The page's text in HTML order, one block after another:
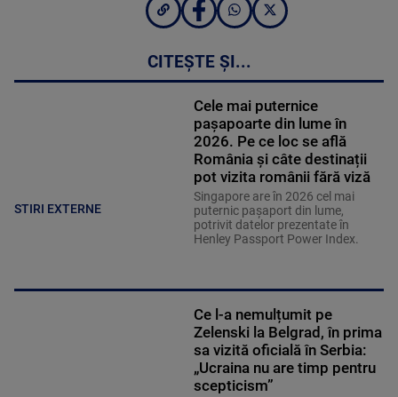
CITEȘTE ȘI...
STIRI EXTERNE
Cele mai puternice
pașapoarte din lume în
2026. Pe ce loc se află
România și câte destinații
pot vizita românii fără viză
Singapore are în 2026 cel mai
puternic pașaport din lume,
potrivit datelor prezentate în
Henley Passport Power Index.
Ce l-a nemulțumit pe
Zelenski la Belgrad, în prima
sa vizită oficială în Serbia:
„Ucraina nu are timp pentru
scepticism”